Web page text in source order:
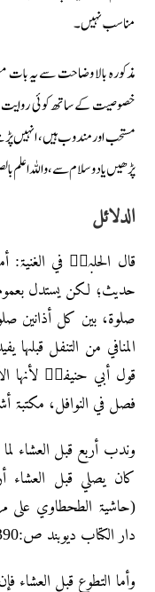
مناسب نہیں۔
مذکورہ بالا وضاحت سے یہ
خصوصیت کے ساتھ کوئی روایت
مستحب اور مندوب ہیں، انہیں
پڑھیں یا دو سلام سے، واللہ اعلم
الدلائل
قال الحلبيؒ في الغنیۃ:
حدیث؛ لکن یستدل بعموم
صلوۃ، بین کل أذانین
المنافي من التنفل قبلہا
قول أبي حنیفۃؒ لأنہا
فصل في النوافل، مکتبۃ
وندب أربع قبل العشاء
کان یصلي قبل العشاء
(حاشیۃ الطحطاوي علی
دار الکتاب دیوبند ص:390).
وأما التطوع قبل العشاء